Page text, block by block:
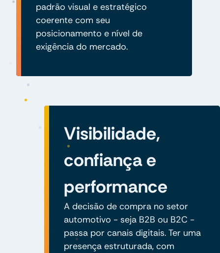
padrão visual e estratégico
coerente com seu
posicionamento e nível de
exigência do mercado.
Visibilidade,
confiança e
performance
A decisão de compra no setor
automotivo - seja B2B ou B2C -
passa por canais digitais. Ter uma
presença estruturada, com